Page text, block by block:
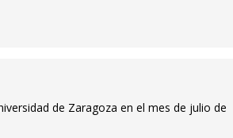
de Zaragoza en el mes de julio de